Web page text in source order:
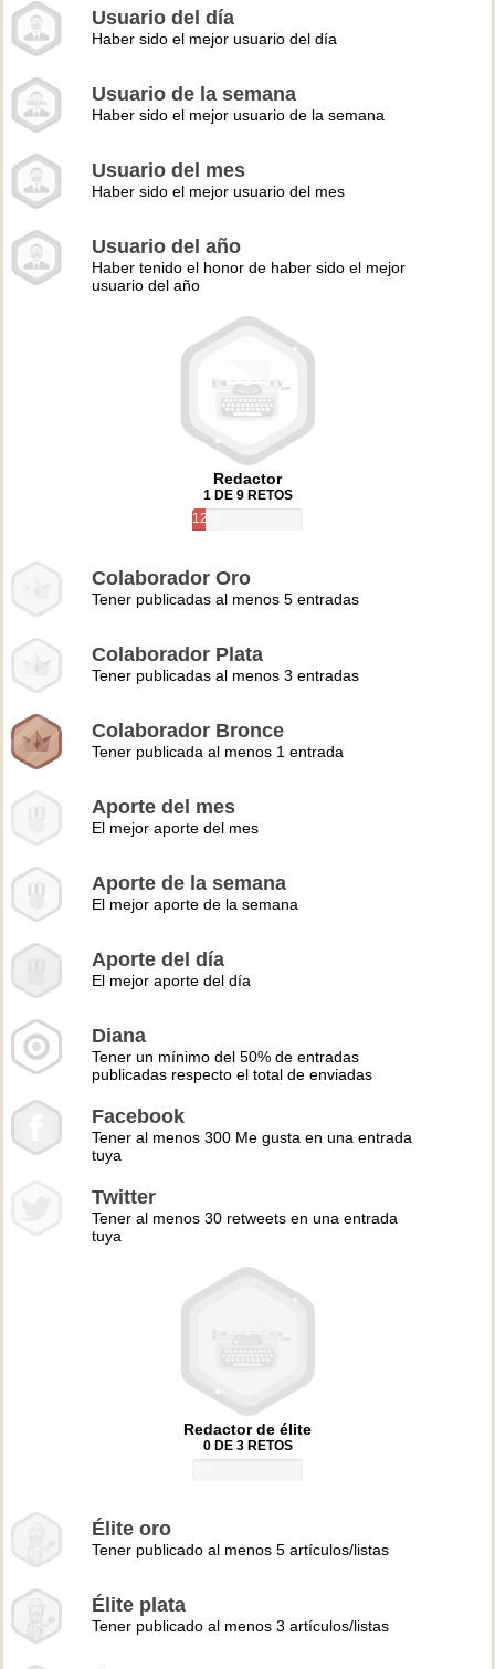
Usuario del día
Haber sido el mejor usuario del día
Usuario de la semana
Haber sido el mejor usuario de la semana
Usuario del mes
Haber sido el mejor usuario del mes
Usuario del año
Haber tenido el honor de haber sido el mejor
usuario del año
Redactor
1 DE 9 RETOS
12%
Colaborador Oro
Tener publicadas al menos 5 entradas
Colaborador Plata
Tener publicadas al menos 3 entradas
Colaborador Bronce
Tener publicada al menos 1 entrada
Aporte del mes
El mejor aporte del mes
Aporte de la semana
El mejor aporte de la semana
Aporte del día
El mejor aporte del día
Diana
Tener un mínimo del 50% de entradas
publicadas respecto el total de enviadas
Facebook
Tener al menos 300 Me gusta en una entrada
tuya
Twitter
Tener al menos 30 retweets en una entrada
tuya
Redactor de élite
0 DE 3 RETOS
Élite oro
Tener publicado al menos 5 artículos/listas
Élite plata
Tener publicado al menos 3 artículos/listas